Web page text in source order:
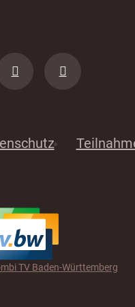
TV Baden-Württemberg